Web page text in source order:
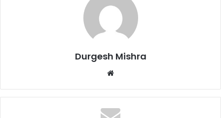
Durgesh Mishra
Website